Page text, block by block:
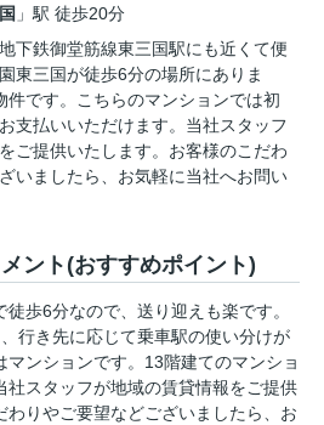
」駅 徒歩20分
下鉄御堂筋線東三国駅にも近くて便
東三国が徒歩6分の場所にありま
件です。こちらのマンションでは初
支払いいただけます。当社スタッフ
ご提供いたします。お客様のこだわ
いましたら、お気軽に当社へお問い
ント(おすすめポイント)
歩6分なので、送り迎えも楽です。
行き先に応じて乗車駅の使い分けが
マンションです。13階建てのマンショ
社スタッフが地域の賃貸情報をご提供
わりやご要望などございましたら、お